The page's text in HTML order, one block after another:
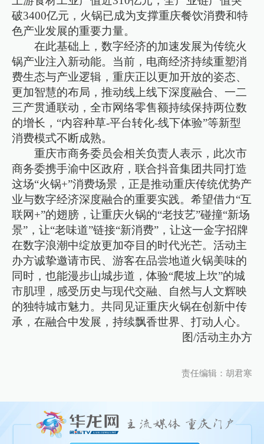
破3400亿元，火锅已成为支撑重庆餐饮消费和特
色产业发展的重要力量。
在此基础上，数字经济的加速发展为传统火
锅产业注入新动能。当前，电商经济持续重塑消
费生态与产业逻辑，重庆正以更加开放的姿态、
更加智慧的布局，推动线上线下深度融合、一二
三产贯通联动，全市网络零售额持续保持两位数
的增长，“内容种草-平台转化-线下体验”等新型
消费模式不断成熟。
重庆市商务委员会相关负责人表示，此次市
商务委携手渝中区政府，联合抖音集团共同打造
这场“火锅+”消费场景，正是推动重庆传统优势产
业与数字经济深度融合的重要实践。希望借力“互
联网+”的翅膀，让重庆火锅的“老技艺”碰撞“新场
景”，让“老味道”链接“新消费”，让这一金字招牌
在数字浪潮中绽放更加夺目的时代光芒。活动主
办方诚挚邀请市民、游客在品尝地道火锅美味的
同时，也能漫步山城步道，体验“爬坡上坎”的城
市肌理，感受历史与现代交融、自然与人文辉映
的独特城市魅力。共同见证重庆火锅在创新中传
承，在融合中发展，持续飘香世界、打动人心。
图/活动主办方
责任编辑：胡君寒